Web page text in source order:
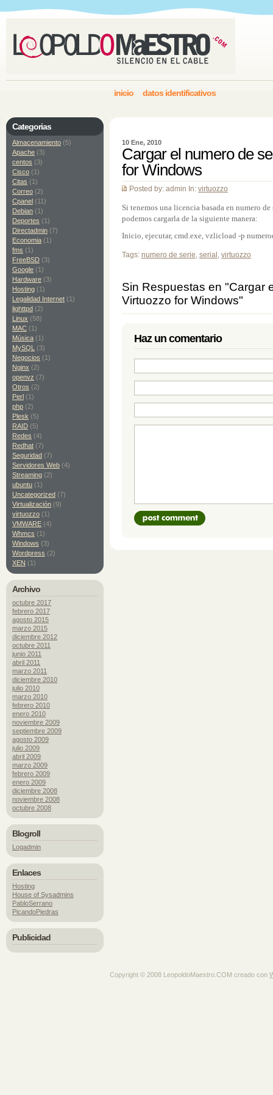
inicio datos identificativos
10 Ene, 2010
Cargar el numero de
for Windows
Posted by: admin In: virtuozzo
Si tenemos una licencia basada en numero
podemos cargarla de la siguiente manera:
Inicio, ejecutar, cmd.exe, vzlicload -p
Tags: numero de serie, serial , virtuozzo
Sin Respuestas en "Cargar
Virtuozzo for Windows"
Haz un comentario
Categorias
Almacenamiento (5)
Apache (3)
centos (3)
Cisco (1)
Citas (1)
Correo (2)
Cpanel (11)
Debian (1)
Deportes (1)
Directadmin (7)
Economia (1)
fms (1)
FreeBSD (3)
Google (1)
Hardware (3)
Hosting (1)
Legalidad Internet (1)
lighttpd (2)
Linux (58)
MAC (1)
Música (1)
MySQL
(3)
Negocios (1)
Nginx (2)
openvz (7)
Otros (2)
Perl (1)
php (2)
Plesk (5)
RAID (5)
Redes (4)
Redhat (7)
Seguridad (7)
Servidores Web (4)
Streaming (2)
ubuntu (1)
Uncategorized (7)
Virtualización (9)
virtuozzo (1)
VMWARE (4)
Whmcs (1)
Windows (3)
Wordpress (2)
XEN (1)
Archivo
octubre 2017
febrero 2017
agosto 2015
marzo 2015
diciembre 2012
octubre 2011
junio 2011
abril 2011
marzo 2011
diciembre 2010
julio 2010
marzo 2010
febrero 2010
enero 2010
noviembre 2009
septiembre 2009
agosto 2009
julio 2009
abril 2009
marzo 2009
febrero 2009
enero 2009
diciembre 2008
noviembre 2008
octubre 2008
Blogroll
Logadmin
Enlaces
Hosting
House of Sysadmins
PabloSerrano
PicandoPiedras
Publicidad
Copyright © 2008 LeopoldoMaestro.COM creado con